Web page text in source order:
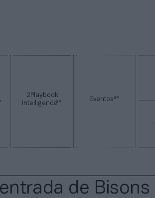
2Playbook
Intelligence2P Eventos2P
de Bisons